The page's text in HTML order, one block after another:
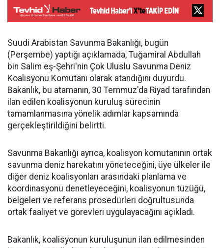
Suudi Arabistan Savunma Bakanlığı, bugün
(Perşembe) yaptığı açıklamada, Tuğamiral Abdullah
bin Salim eş-Şehri'nin Çok Uluslu Savunma Deniz
Koalisyonu Komutanı olarak atandığını duyurdu.
Bakanlık, bu atamanın, 30 Temmuz'da Riyad tarafından
ilan edilen koalisyonun kuruluş sürecinin
tamamlanmasına yönelik adımlar kapsamında
gerçekleştirildiğini belirtti.
Savunma Bakanlığı ayrıca, koalisyon komutanının ortak
savunma deniz harekatını yöneteceğini, üye ülkeler ile
diğer deniz koalisyonları arasındaki planlama ve
koordinasyonu denetleyeceğini, koalisyonun tüzüğü,
belgeleri ve referans prosedürleri doğrultusunda
ortak faaliyet ve görevleri uygulayacağını açıkladı.
Bakanlık, koalisyonun kuruluşunun ilan edilmesinden